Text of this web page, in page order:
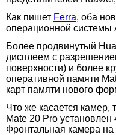
Как пишет Ferra, оба
операционной системы
Более продвинутый
дисплеем с
поверхности) и более
оперативной памяти
карт памяти нового
Что же касается
Mate 20 Pro
Фронтальная камера